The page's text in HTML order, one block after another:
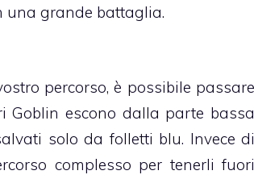
una grande battaglia.
percorso, è possibile passare
Goblin escono dalla parte bassa
solo da folletti blu. Invece di
complesso per tenerli fuori